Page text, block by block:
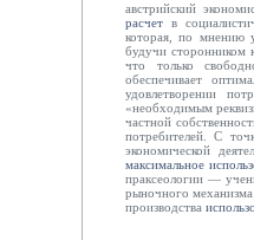
австрийский
расчет в
которая, по мнению
будучи сторонником
что только
обеспечивает
удовлетворении
«необходимым
частной
потребителей. С
экономической
максимальное
праксеологии —
рыночного механизма
производства